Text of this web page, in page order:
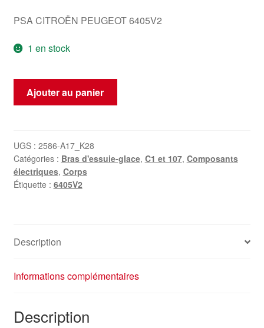
PSA CITROËN PEUGEOT 6405V2
1 en stock
quantité
glace
Citroën
C1
Peugeot
6405V2
Ajouter au panier
UGS : 2586-A17_K28
Catégories : Bras d'essuie-glace, C1 et 107, Composants
électriques, Corps
Étiquette : 6405V2
Description
Informations complémentaires
Description